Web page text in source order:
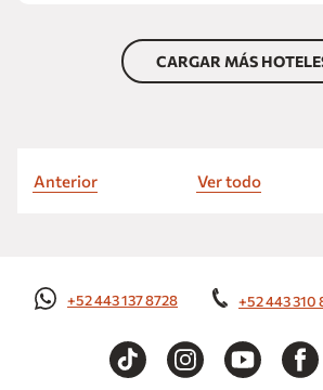
CARGAR MÁS
Anterior Ver todo
+52 443 137 8728 +52 443 310